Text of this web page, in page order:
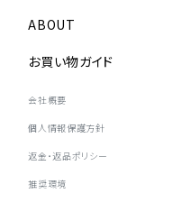
ABOUT
お買い物ガイド
会社概要
個人情報保護方針
返金・返品ポリシー
推奨環境